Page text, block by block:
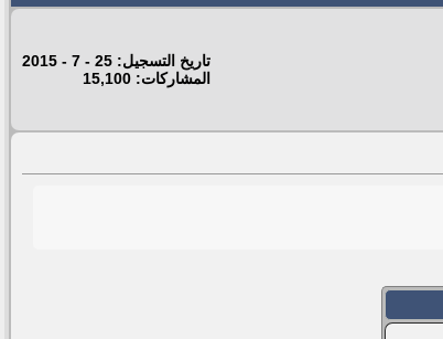
تاريخ التسجيل: 25 - 7 - 2015
المشاركات: 15,100